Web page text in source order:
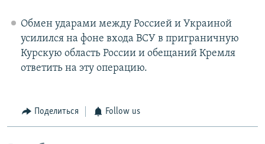
Обмен ударами между Россией и Украиной
усилился на фоне входа ВСУ в приграничную
Курскую область России и обещаний Кремля
ответить на эту операцию.
Поделиться Follow us